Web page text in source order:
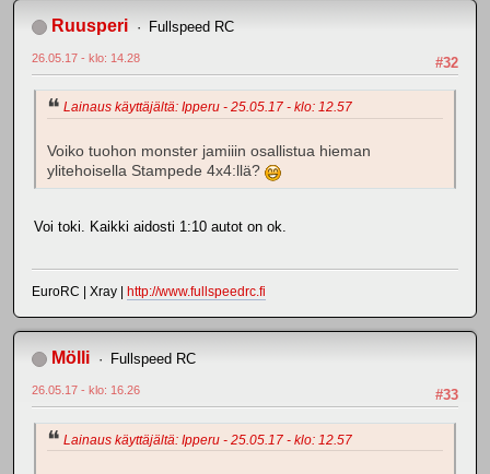
Ruusperi Fullspeed RC
#32
26.05.17 - klo: 14.28
Lainaus käyttäjältä: Ipperu - 25.05.17 - klo: 12.57
Voiko tuohon monster jamiiin osallistua hieman
ylitehoisella Stampede 4x4:llä?
Voi toki. Kaikki aidosti 1:10 autot on ok.
EuroRC | Xray | http://www.fullspeedrc.fi
Mölli Fullspeed RC
#33
26.05.17 - klo: 16.26
Lainaus käyttäjältä: Ipperu - 25.05.17 - klo: 12.57